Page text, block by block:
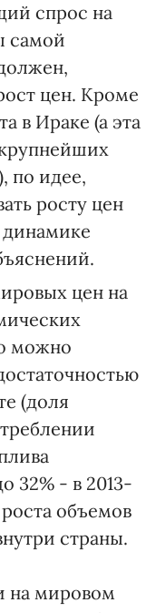
спрос на
самой
цен. Кроме
в Ираке (а эта
по идее,
росту цен
цен на
можно
(доля
32% - в 2013-
объемов
страны.
на мировом